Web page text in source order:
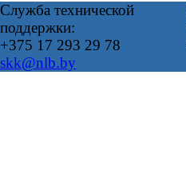
Служба технической
поддержки:
+375 17 293 29 78
skk@nlb.by